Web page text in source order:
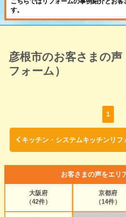
す。
彦根市のお客さまの声
フォーム）
1
キッチン・システムキッチンリフ
お客さまの声をエリ
大阪府
（42件）
京都府
（14件）